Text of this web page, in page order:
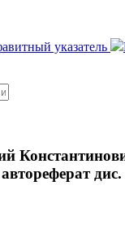
указатель